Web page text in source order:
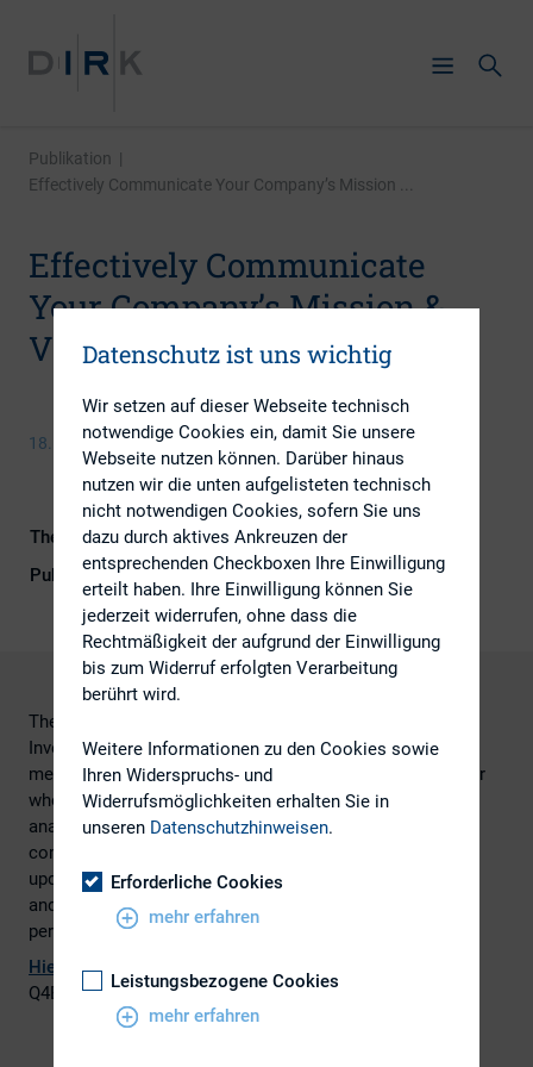
Publikation |
Effectively Communicate Your Company’s Mission ...
Effectively Communicate
Your Company’s Mission &
Values to Your IR Audience
18. Januar 2016
Themengebiete
Digitalisierung, Investoren
Publikationsform
Externe Publikationen
There are various elements that make for an effective
Investor Relations (IR) website – web design and
meaningful content are two important factors to consider
when delivering a compelling IR site to your investor and
analyst audience. Good creative design highlights your
company’s financial data, recent and upcoming event
updates, and the latest presentations. Including valuable
and timely content is key to influencing your audiences’
perceptions and decisions.
Hier
geht es zum vollständigen Artikel, erschienen im
Q4Blog.
Datenschutz ist uns wichtig
Wir setzen auf dieser Webseite technisch
notwendige Cookies ein, damit Sie unsere
Webseite nutzen können. Darüber hinaus
nutzen wir die unten aufgelisteten technisch
nicht notwendigen Cookies, sofern Sie uns
dazu durch aktives Ankreuzen der
entsprechenden Checkboxen Ihre Einwilligung
erteilt haben. Ihre Einwilligung können Sie
jederzeit widerrufen, ohne dass die
Rechtmäßigkeit der aufgrund der Einwilligung
bis zum Widerruf erfolgten Verarbeitung
berührt wird.
Weitere Informationen zu den Cookies sowie
Ihren Widerspruchs- und
Widerrufsmöglichkeiten erhalten Sie in
unseren Datenschutzhinweisen.
Erforderliche Cookies
mehr erfahren
Leistungsbezogene Cookies
mehr erfahren